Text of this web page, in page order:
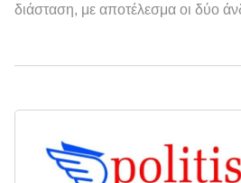
διάσταση, με αποτέλεσμα οι δύο